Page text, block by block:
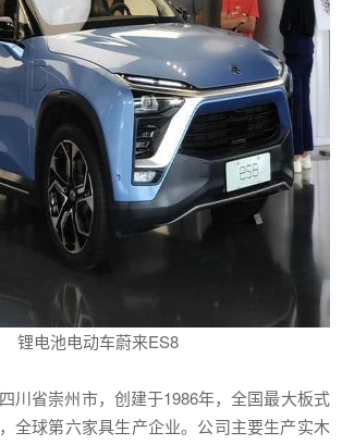
锂电池电动车蔚来ES8
川省崇州市，创建于1986年，全国最大板式
全球第六家具生产企业。公司主要生产实木